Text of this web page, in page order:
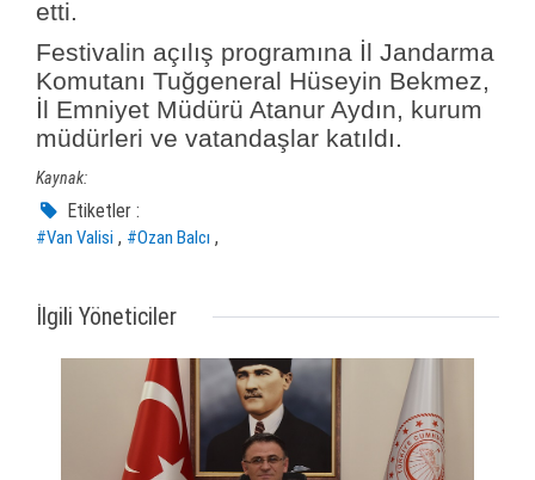
etti.
Festivalin açılış programına İl Jandarma
Komutanı Tuğgeneral Hüseyin Bekmez,
İl Emniyet Müdürü Atanur Aydın, kurum
müdürleri ve vatandaşlar katıldı.
Kaynak:
Etiketler :
#Van Valisi , #Ozan Balcı ,
İlgili Yöneticiler